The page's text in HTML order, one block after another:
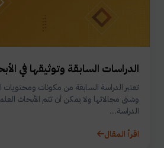
الدراسات السابقة وتوثيقها في
تعتبر الدراسة السابقة من مكونات ومحتويات
وشتى مجالاتها ولا يمكن أن تتم الأبحاث
الدراسة...
اقرأ المقال